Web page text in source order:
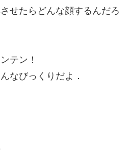
せたらどんな顔するんだろ
テン！
なびっくりだよ．